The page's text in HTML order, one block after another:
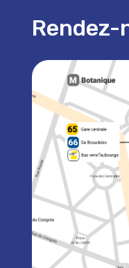
Rendez-